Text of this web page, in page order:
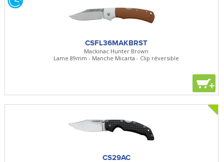
CSFL36MAKBRST
Mackinac Hunter Brown
Lame 89mm - Manche Micarta - Clip réversible
+
CS29AC